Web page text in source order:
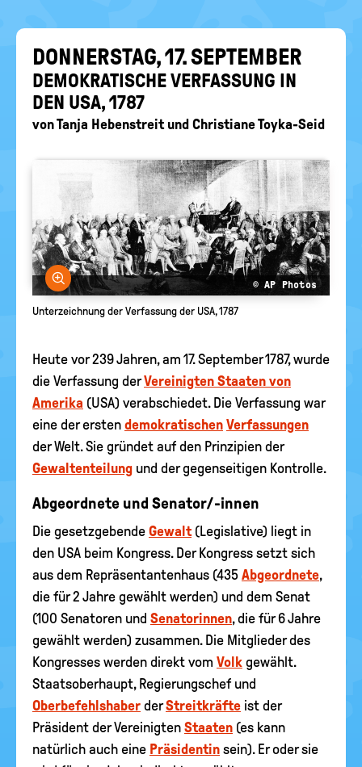
Bildung
/
DON­NERS­TAG, 17. SEP­TEM­BER
DE­MO­KRA­TI­SCHE VER­FAS­SUNG IN
DEN USA, 1787
vonTanja Hebenstreitund Christiane Toyka-Seid
Bild vergrößern
© AP Photos
Unterzeichnung der Verfassung der USA, 1787
Heute vor 239 Jahren, am 17. September 1787, wurde
die Verfassung derVereinigten Staaten von
Amerika (USA) verabschiedet. Die Verfassung war
eine der ersten demokratischen Verfassungen
der Welt. Sie gründet auf den Prinzipien der
Gewaltenteilung und der gegenseitigen Kontrolle.
Abgeordnete und Senator/-innen
Die gesetzgebende Gewalt(Legislative) liegt in
den USA beim Kongress. Der Kongress setzt sich
aus dem Repräsentantenhaus (435 Abgeordnete,
die für 2 Jahre gewählt werden) und dem Senat
(100 Senatoren und Senatorinnen, die für 6 Jahre
gewählt werden) zusammen. Die Mitglieder des
Kongresses werden direkt vom Volk gewählt.
Staatsoberhaupt, Regierungschef und
Oberbefehlshaber derStreitkräfte ist der
Präsident der Vereinigten Staaten (es kann
natürlich auch eine Präsidentin sein). Er oder sie